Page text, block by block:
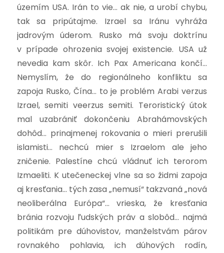
územím USA. Irán to vie… ak nie, a urobí chybu,
tak sa pripútajme. Izrael sa Iránu vyhráža
jadrovým úderom. Rusko má svoju doktrínu
v prípade ohrozenia svojej existencie. USA už
nevedia kam skôr. Ich Pax Americana končí…
Nemyslím, že do regionálneho konfliktu sa
zapoja Rusko, Čína… to je problém Arabi verzus
Izrael, semiti veerzus semiti. Teroristický útok
mal uzabrániť dokončeniu Abrahámovských
dohôd… prinajmenej rokovania o mieri prerušili
islamisti… nechcú mier s Izraelom ale jeho
zničenie. Palestíne chcú vládnuť ich terorom
Izmaeliti. K utečeneckej vlne sa so židmi zapoja
aj kresťania… tých zasa „nemusí“ takzvaná „nová
neoliberálna Európa“… vrieska, že kresťania
bránia rozvoju ľudských práv a slobôd… najmä
politikám pre dúhovistov, manželstvám párov
rovnakého pohlavia, ich dúhových rodín,